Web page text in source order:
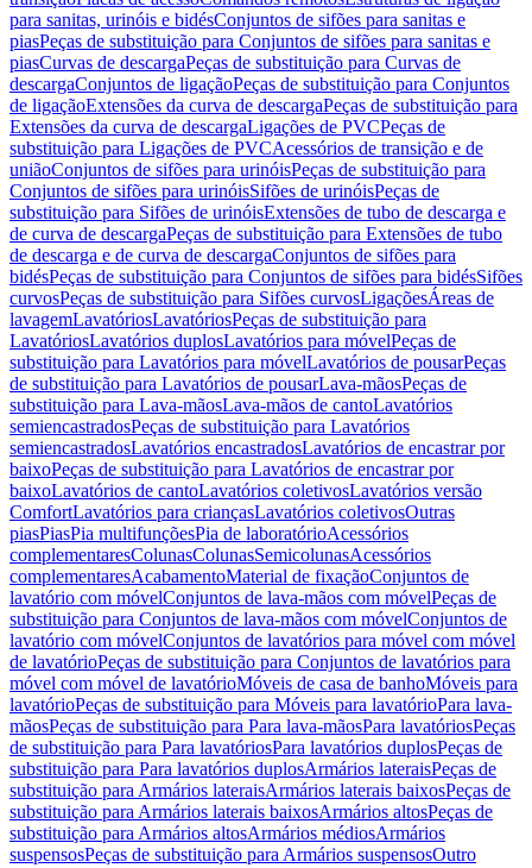
para sanitas, urinóis e bidésConjuntos de sifões para sanitas e
piasPeças de substituição para Conjuntos de sifões para sanitas e
piasCurvas de descargaPeças de substituição para Curvas de
descargaConjuntos de ligaçãoPeças de substituição para Conjuntos
de ligaçãoExtensões da curva de descargaPeças de substituição para
Extensões da curva de descargaLigações de PVCPeças de
substituição para Ligações de PVCAcessórios de transição e de
uniãoConjuntos de sifões para urinóisPeças de substituição para
Conjuntos de sifões para urinóisSifões de urinóisPeças de
substituição para Sifões de urinóisExtensões de tubo de descarga e
de curva de descargaPeças de substituição para Extensões de tubo
de descarga e de curva de descargaConjuntos de sifões para
bidésPeças de substituição para Conjuntos de sifões para bidésSifões
curvosPeças de substituição para Sifões curvosLigaçõesÁreas de
lavagemLavatóriosLavatóriosPeças de substituição para
LavatóriosLavatórios duplosLavatórios para móvelPeças de
substituição para Lavatórios para móvelLavatórios de pousarPeças
de substituição para Lavatórios de pousarLava-mãosPeças de
substituição para Lava-mãosLava-mãos de cantoLavatórios
semiencastradosPeças de substituição para Lavatórios
semiencastradosLavatórios encastradosLavatórios de encastrar por
baixoPeças de substituição para Lavatórios de encastrar por
baixoLavatórios de cantoLavatórios coletivosLavatórios versão
ComfortLavatórios para criançasLavatórios coletivosOutras
piasPiasPia multifunçõesPia de laboratórioAcessórios
complementaresColunasColunasSemicolunasAcessórios
complementaresAcabamentoMaterial de fixaçãoConjuntos de
lavatório com móvelConjuntos de lava-mãos com móvelPeças de
substituição para Conjuntos de lava-mãos com móvelConjuntos de
lavatório com móvelConjuntos de lavatórios para móvel com móvel
de lavatórioPeças de substituição para Conjuntos de lavatórios para
móvel com móvel de lavatórioMóveis de casa de banhoMóveis para
lavatórioPeças de substituição para Móveis para lavatórioPara lava-
mãosPeças de substituição para Para lava-mãosPara lavatóriosPeças
de substituição para Para lavatóriosPara lavatórios duplosPeças de
substituição para Para lavatórios duplosArmários lateraisPeças de
substituição para Armários lateraisArmários laterais baixosPeças de
substituição para Armários laterais baixosArmários altosPeças de
substituição para Armários altosArmários médiosArmários
suspensosPeças de substituição para Armários suspensosOutro